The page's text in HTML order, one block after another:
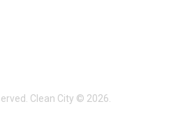
Clean City © 2026.